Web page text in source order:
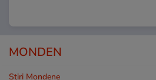
MONDEN
Stiri Mondene